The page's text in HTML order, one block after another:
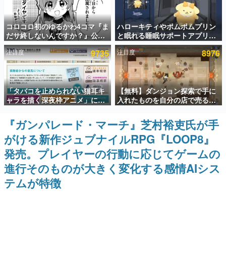
ゲームの企画書
名作ゲームクリエイターの方々に製作時のエピソードをお
聞きし、ヒットする企画（ゲーム）とは何か？を探ってい
きます。
赫本
この物語を解いてはいけない。『赫本』は、〈試験問題〉
の形をした短編ホラー小説集です。
新世代に訊く
これからのデジタルゲーム市場を担う若きクリエイター達
の姿を追い、彼らのルーツと情熱を探っていきます。
ゲーム世代の作家たち
ゲームに多大な影響を受けた作家さんに取材し、ゲームが
日本のコンテンツ産業やカルチャーに与えた影響を探る企
画です。
日本モバイルゲーム産業史
日本のモバイルゲーム史における主要なトピック・タイト
ルを網羅するほか、開発者へのインタビューや識者による
解説を掲載。約20年の歴史が一望できる決定版！
コロコロ初のゆるかわ4コマ『ま
だサ終しないんですか？』公開
スタート。主人公は新入社員の
侘石ダイヤ、ゲーム会社を舞台
にトラブルへ対応する社員たち
を描く
ハローキティやポムポムプリン
と眠れる睡眠サポートアプリ
『ゆめたび』が配信中。キャラ
ごとのASMRや目覚ましアラー
ムも搭載
注目度 9735
「タバコを止められない猫耳キ
ャラを描く深夜枠アニメ」に視
聴者の一部から批判意見。違法
薬物の使用と思わしき描写も含
めて、BPOが議論を交わす
注目度 8976
【無料】ダンジョン探索で手に
入れたものを自分の店で売るゲ
ーム『Moonlighter』がSteam
にて無料配布中！続編
『Moonlighter 2』の9月2日正
式リリースを記念したキャンペ
ーン
『ガンパレード・マーチ』芝村裕吏氏が手
がける新作ジュブナイルRPG『LOOP8』
発売。プレイヤーの行動に応じてゲームの
進行そのものが大きく変化する感情AIシス
テムが特徴